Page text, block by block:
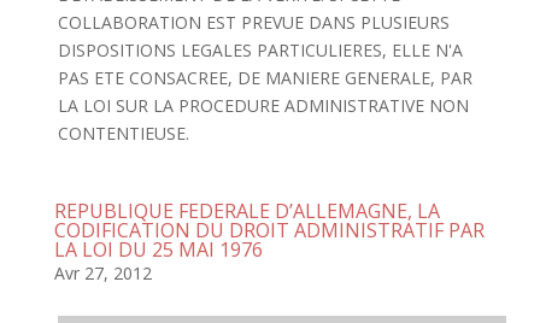
COLLABORATION EST PREVUE DANS PLUSIEURS
DISPOSITIONS LEGALES PARTICULIERES, ELLE N'A
PAS ETE CONSACREE, DE MANIERE GENERALE, PAR
LA LOI SUR LA PROCEDURE ADMINISTRATIVE NON
CONTENTIEUSE.
REPUBLIQUE FEDERALE D’ALLEMAGNE, LA
CODIFICATION DU DROIT ADMINISTRATIF PAR
LA LOI DU 25 MAI 1976
Avr 27, 2012